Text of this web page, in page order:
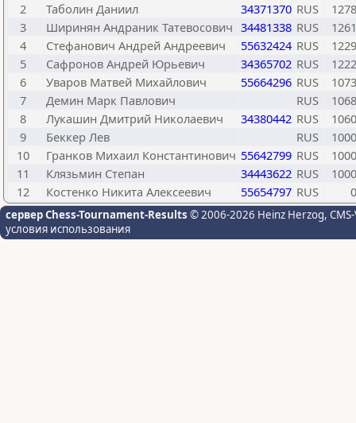
2
Таболин Даниил 34371370 RUS
1278
3
Ширинян Андраник Татевосович 34481338 RUS
1261
4
Стефанович Андрей Андреевич 55632424 RUS
1229
5
Сафронов Андрей Юрьевич 34365702 RUS
1222
6
Уваров Матвей Михайлович 55664296 RUS
1073
7
Демин Марк Павлович RUS
1068
8
Лукашин Дмитрий Николаевич 34380442 RUS
1060
9
Беккер Лев RUS
1000
10
Гранков Михаил Константинович 55642799 RUS
1000
11
Клязьмин Степан 34443622 RUS
1000
12
Костенко Никита Алексеевич 55654797 RUS 0
сервер Chess-Tournament-Results © 2006-2026 Heinz Herzog,
условия использования